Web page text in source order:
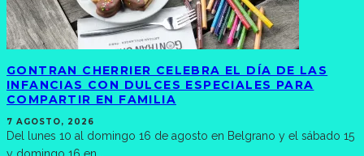
GONTRAN CHERRIER CELEBRA EL DÍA DE LAS
INFANCIAS CON DULCES ESPECIALES PARA
COMPARTIR EN FAMILIA
7 AGOSTO, 2026
Del lunes 10 al domingo 16 de agosto en Belgrano y el sábado 15